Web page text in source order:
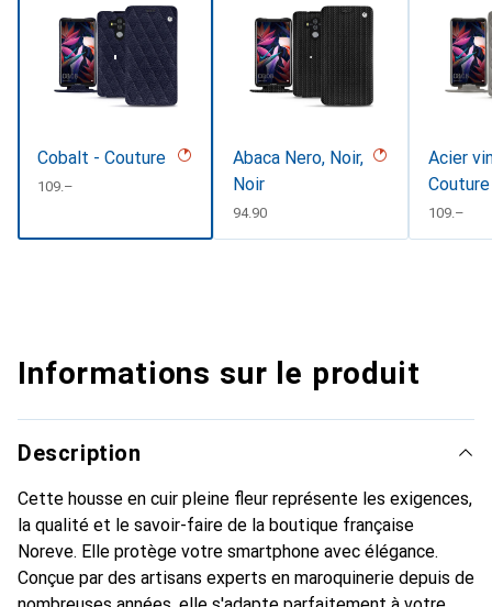
Cobalt - Couture
CHF
109.–
Abaca Nero, Noir,
Noir
CHF
94.90
Acier
Couture
CHF
109.–
Informations sur le produit
Description
Cette housse en cuir pleine fleur représente les exigences,
la qualité et le savoir-faire de la boutique française
Noreve. Elle protège votre smartphone avec élégance.
Conçue par des artisans experts en maroquinerie depuis de